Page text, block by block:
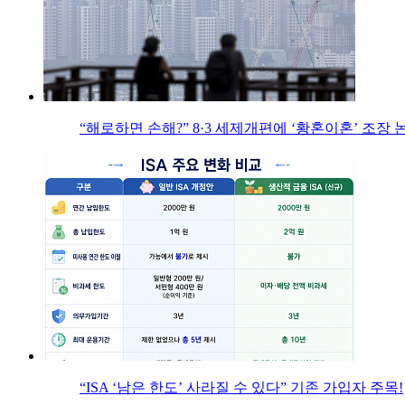
“해로하면 손해?” 8·3 세제개편에 ‘황혼이혼’ 조장
“ISA ‘남은 한도’ 사라질 수 있다” 기존 가입자 주목!